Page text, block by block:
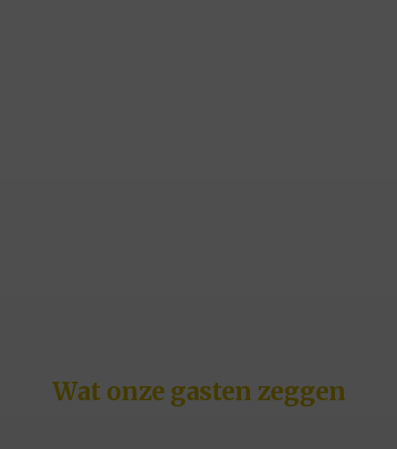
Wat onze gasten zeggen